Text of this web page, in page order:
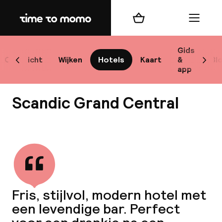
Home
Overzicht Wijken Hotels Kaart
Gids
&
app
Scroll naar links
Winkelmand Menu
Scandic Grand Central
Fris, stijlvol, modern hotel met
een levendige bar. Perfect